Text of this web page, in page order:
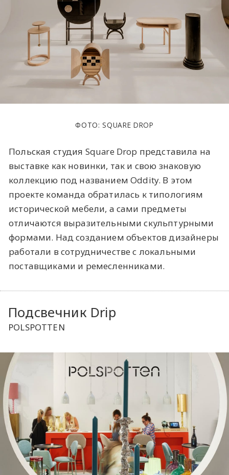
ФОТО: SQUARE DROP
Польская студия Square Drop представила на
выставке как новинки, так и свою знаковую
коллекцию под названием Oddity. В этом
проекте команда обратилась к типологиям
исторической мебели, а сами предметы
отличаются выразительными скульптурными
формами. Над созданием объектов дизайнеры
работали в сотрудничестве с локальными
поставщиками и ремесленниками.
Подсвечник Drip
POLSPOTTEN